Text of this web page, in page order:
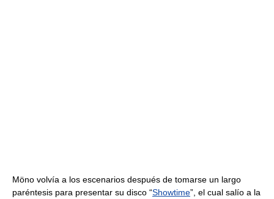
Möno volvía a los escenarios después de tomarse un largo
paréntesis para presentar su disco “Showtime”, el cual salío a la